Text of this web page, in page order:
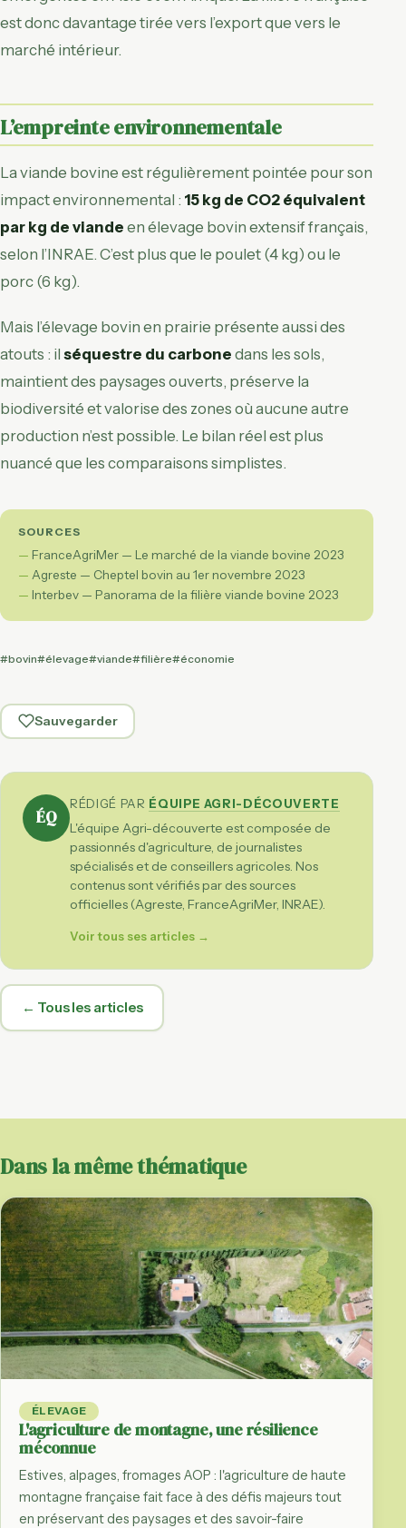
est donc davantage tirée vers l’export que vers le
marché intérieur.
L’empreinte environnementale
La viande bovine est régulièrement pointée pour son
impact environnemental : 15 kg de CO2 équivalent
par kg de viande en élevage bovin extensif français,
selon l’INRAE. C’est plus que le poulet (4 kg) ou le
porc (6 kg).
Mais l’élevage bovin en prairie présente aussi des
atouts : il séquestre du carbone dans les sols,
maintient des paysages ouverts, préserve la
biodiversité et valorise des zones où aucune autre
production n’est possible. Le bilan réel est plus
nuancé que les comparaisons simplistes.
SOURCES
FranceAgriMer — Le marché de la viande bovine 2023
Agreste — Cheptel bovin au 1er novembre 2023
Interbev — Panorama de la filière viande bovine 2023
#bovin#élevage#viande#filière#économie
Sauvegarder
ÉQ
RÉDIGÉ PAR ÉQUIPE AGRI-DÉCOUVERTE
L'équipe Agri-découverte est composée de
passionnés d'agriculture, de journalistes
spécialisés et de conseillers agricoles. Nos
contenus sont vérifiés par des sources
officielles (Agreste, FranceAgriMer, INRAE).
Voir tous ses articles →
← Tous les articles
Dans la même thématique
ÉLEVAGE
L'agriculture de montagne, une résilience
méconnue
Estives, alpages, fromages AOP : l'agriculture de haute
montagne française fait face à des défis majeurs tout
en préservant des paysages et des savoir-faire